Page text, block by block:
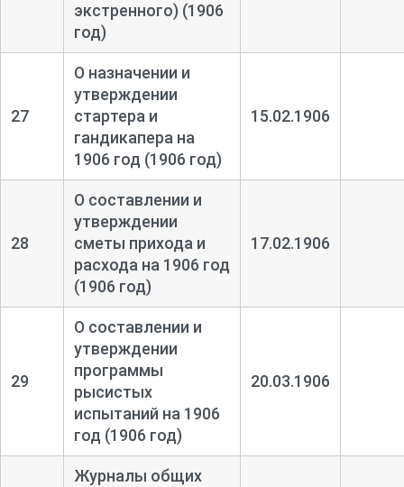
экстренного) (1906
год)
27
О назначении и
утверждении
стартера и
гандикапера на
1906 год (1906 год)
15.02.1906
28
О составлении и
утверждении
сметы прихода и
расхода на 1906 год
(1906 год)
17.02.1906
29
О составлении и
утверждении
программы
рысистых
испытаний на 1906
год (1906 год)
20.03.1906
Журналы общих